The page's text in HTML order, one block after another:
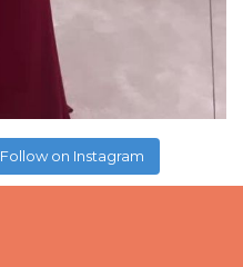
Follow on Instagram